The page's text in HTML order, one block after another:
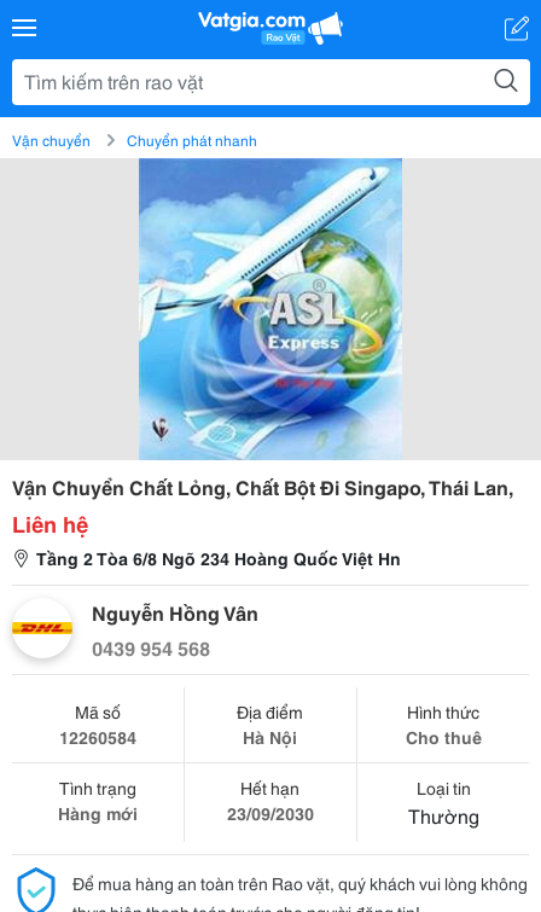
Vận chuyển Chuyển phát nhanh
Vận Chuyển Chất Lỏng, Chất Bột Đi Singapo, Thái Lan,
Liên hệ
Tầng 2 Tòa 6/8 Ngõ 234 Hoàng Quốc Việt Hn
Nguyễn Hồng Vân
0439 954 568
Mã số
12260584
Địa điểm
Hà Nội
Hình thức
Cho thuê
Tình trạng
Hàng mới
Hết hạn
23/09/2030
Loại tin
Thường
Để mua hàng an toàn trên Rao vặt, quý khách vui lòng không